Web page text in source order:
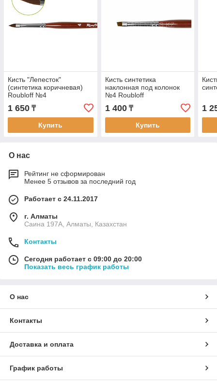
Кисть "Лепесток"
(синтетика коричневая)
Roubloff №4
1 650 ₸
Купить
Кисть синтетика
наклонная под колонок
№4 Roubloff
1 400₸
Купить
1
О нас
Рейтинг не сформирован
Менее 5 отзывов за последний год
Работает с 24.11.2017
г. Алматы
Саина 197А, Алматы, Казахстан
Контакты
Сегодня работает с 09:00 до 20:00
Показать весь график работы
О нас
Контакты
Доставка и оплата
График работы